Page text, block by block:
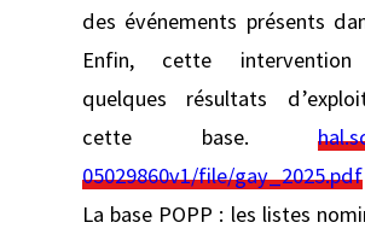
des événements présents
Enfin, cette intervention
quelques résultats
cette base.
05029860v1/file/gay_2025.pdf
La base POPP : les listes